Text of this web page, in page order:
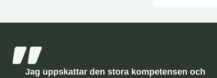
Jag uppskattar den stora kompetensen och